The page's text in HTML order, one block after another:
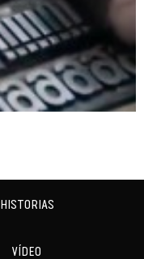
HISTORIAS
VÍDEO